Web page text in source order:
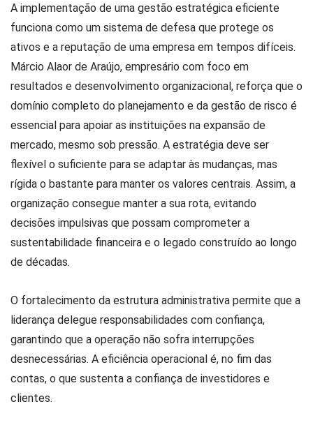
A implementação de uma gestão estratégica eficiente
funciona como um sistema de defesa que protege os
ativos e a reputação de uma empresa em tempos difíceis.
Márcio Alaor de Araújo, empresário com foco em
resultados e desenvolvimento organizacional, reforça que o
domínio completo do planejamento e da gestão de risco é
essencial para apoiar as instituições na expansão de
mercado, mesmo sob pressão. A estratégia deve ser
flexível o suficiente para se adaptar às mudanças, mas
rígida o bastante para manter os valores centrais. Assim, a
organização consegue manter a sua rota, evitando
decisões impulsivas que possam comprometer a
sustentabilidade financeira e o legado construído ao longo
de décadas.
O fortalecimento da estrutura administrativa permite que a
liderança delegue responsabilidades com confiança,
garantindo que a operação não sofra interrupções
desnecessárias. A eficiência operacional é, no fim das
contas, o que sustenta a confiança de investidores e
clientes.